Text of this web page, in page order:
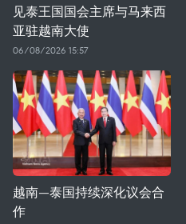
见泰王国国会主席与马来西
亚驻越南大使
06/08/2026 15:57
越南—泰国持续深化议会合
作